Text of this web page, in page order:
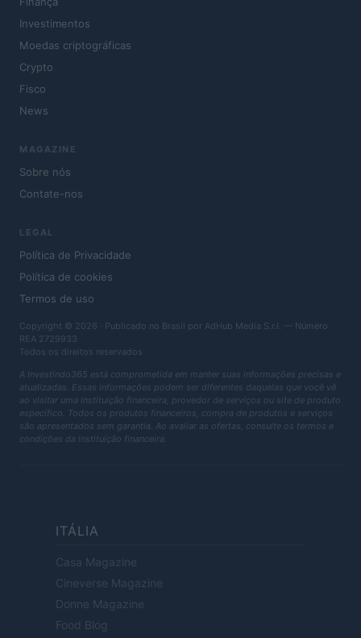
Investimentos
Moedas criptográficas
Crypto
Fisco
News
MAGAZINE
Sobre nós
Contate-nos
LEGAL
Política de Privacidade
Política de cookies
Termos de uso
Copyright © 2026 · Publicado no Brasil por AdHub Media S.r.l. — Número
REA 2729933
Todos os direitos reservados
A Investindo365 está comprometida em manter suas informações precisas e
atualizadas. Essas informações podem ser diferentes daquelas que você vê
ao visitar uma instituição financeira, provedor de serviços ou site de produto
específico. Todos os produtos financeiros, compra de produtos e serviços
são apresentados sem garantia. Ao avaliar as ofertas, consulte os termos e
condições da instituição financeira.
ITÁLIA
Casa Magazine
Cineverse Magazine
Donne Magazine
Food Blog